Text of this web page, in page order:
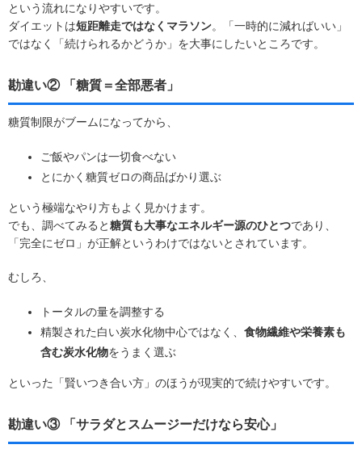
という流れになりやすいです。
ダイエットは短距離走ではなくマラソン。
「一時的に減ればいい」
ではなく「続けられるかどうか」 を大事にしたいところです。
勘違い② 「糖質＝全部悪者」
糖質制限がブームになってから、
ご飯やパンは一切食べない
とにかく糖質ゼロの商品ばかり選ぶ
という極端なやり方もよく見かけます。
でも、調べてみると糖質も大事なエネルギー源のひとつであり、
「完全にゼロ」が正解というわけではないとされています。
むしろ、
トータルの量を調整する
精製された白い炭水化物中心ではなく、 食物繊維や栄養素も
含む炭水化物をうまく選ぶ
といった「賢いつき合い方」のほうが現実的で続けやすいです。
勘違い③ 「サラダとスムージーだけなら安心」